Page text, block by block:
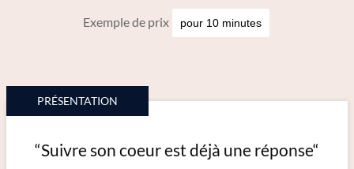
Exemple de prix
PRÉSENTATION
“Suivre son coeur est déjà une réponse“